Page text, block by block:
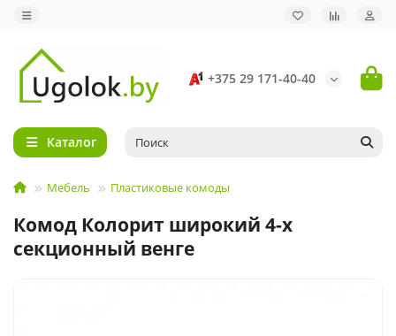
+375 29 171-40-40
Каталог
Мебель Пластиковые комоды
Комод Колорит широкий 4-х
секционный венге